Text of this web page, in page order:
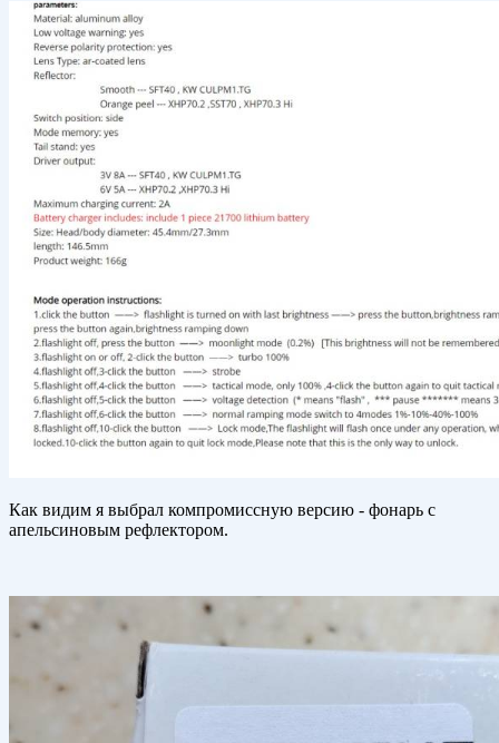
Как видим я выбрал компромиссную версию - фонарь с
апельсиновым рефлектором.